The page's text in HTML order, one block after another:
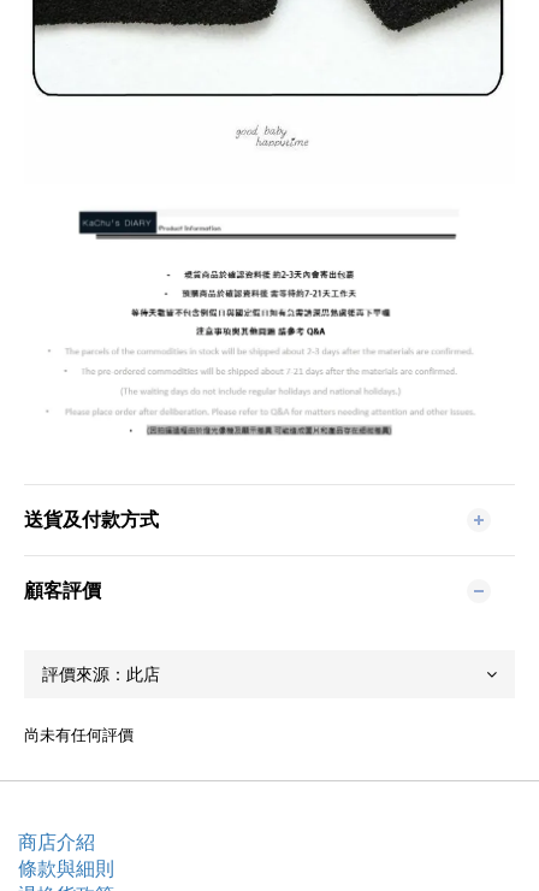
送貨及付款方式
顧客評價
尚未有任何評價
商店介紹
條款與細則